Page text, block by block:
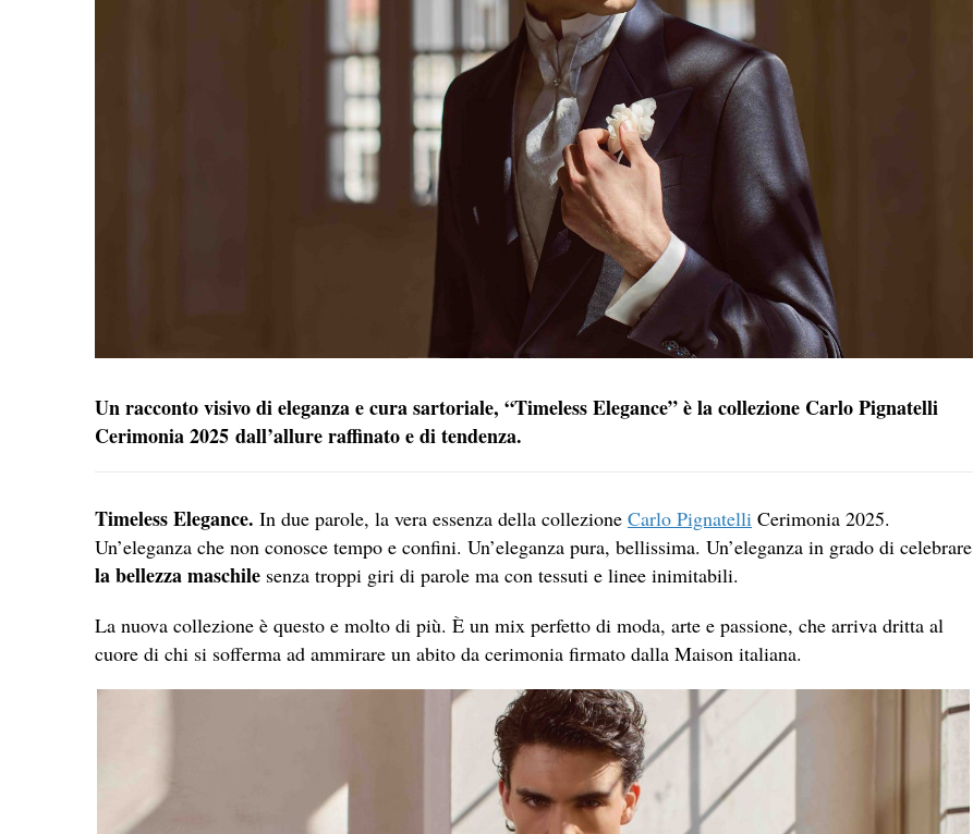
Un racconto visivo di eleganza e cura sartoriale, “Timeless Elegance” è la collezione Carlo Pignatelli
Cerimonia 2025 dall’allure raffinato e di tendenza.
Timeless Elegance. In due parole, la vera essenza della collezione Carlo Pignatelli Cerimonia 2025.
Un’eleganza che non conosce tempo e confini. Un’eleganza pura, bellissima. Un’eleganza in grado di celebrare
la bellezza maschile senza troppi giri di parole ma con tessuti e linee inimitabili.
La nuova collezione è questo e molto di più. È un mix perfetto di moda, arte e passione, che arriva dritta al
cuore di chi si sofferma ad ammirare un abito da cerimonia firmato dalla Maison italiana.